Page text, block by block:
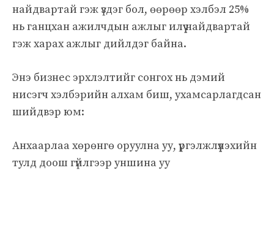
найдвартай гэж үздэг бол, өөрөөр хэлбэл 25%
нь ганцхан ажилчдын ажлыг илүү найдвартай
гэж харах ажлыг дийлдэг байна.
Энэ бизнес эрхлэлтийг сонгох нь дэмий
нисэгч хэлбэрийн алхам биш, ухамсарлагдсан
шийдвэр юм:
Анхаарлаа хөрөнгө оруулна уу, үргэлжлүүлэхийн
тулд доош гүйлгээр уншина уу